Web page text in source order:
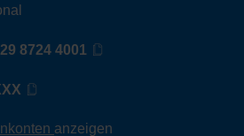
8724 4001
anzeigen